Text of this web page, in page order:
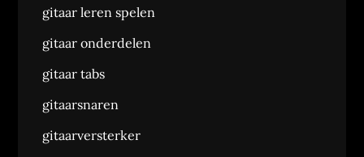
gitaar leren spelen
gitaar onderdelen
gitaar tabs
gitaarsnaren
gitaarversterker